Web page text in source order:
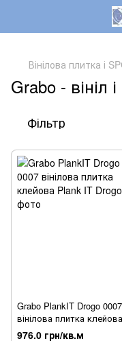
Вінілова плитка і
Grabo - вініл
Фільтр
Grabo PlankIT Drogo 0007
вінілова плитка клейова
976.0 грн/кв.м